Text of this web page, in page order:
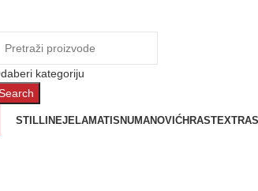
kategoriju
STILLINEJELAMATISNUMANOVIĆHRAST